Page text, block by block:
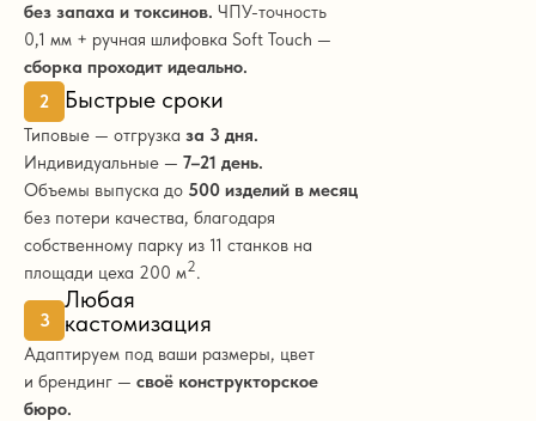
без запаха и токсинов. ЧПУ-точность
0,1 мм + ручная шлифовка Soft Touch —
сборка проходит идеально.
2
Быстрые сроки
Типовые — отгрузка за 3 дня.
Индивидуальные — 7–21 день.
Объемы выпуска до 500 изделий в месяц
без потери качества, благодаря
собственному парку из 11 станков на
площади цеха 200 м2.
3
Любая
кастомизация
Адаптируем под ваши размеры, цвет
и брендинг — своё конструкторское
бюро.